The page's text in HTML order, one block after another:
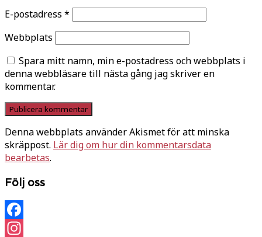
E-postadress *
Webbplats
Spara mitt namn, min e-postadress och webbplats i
denna webbläsare till nästa gång jag skriver en
kommentar.
Denna webbplats använder Akismet för att minska
skräppost. Lär dig om hur din kommentarsdata
bearbetas.
Följ oss
Facebook